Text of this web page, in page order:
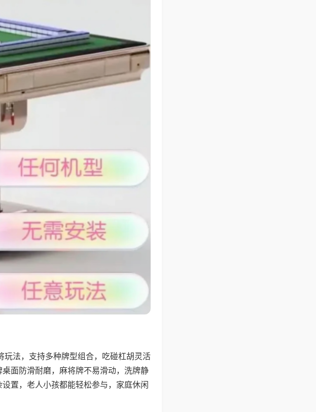
玩法，支持多种牌型组合，吃碰杠胡灵活
面防滑耐磨，麻将牌不易滑动，洗牌静
置，老人小孩都能轻松参与，家庭休闲